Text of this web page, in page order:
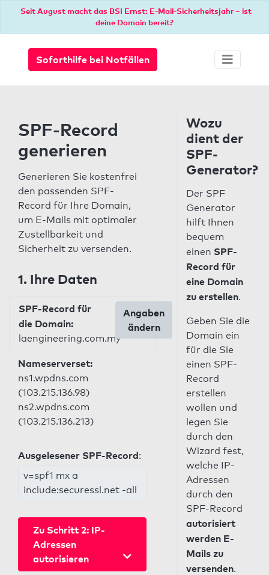
Seit August macht das BSI Ernst: E-Mail-Sicherheitsjahr – ist
deine Domain bereit?
Soforthilfe bei Notfällen
SPF-Record
generieren
Generieren Sie kostenfrei
den passenden SPF-
Record für Ihre Domain,
um E-Mails mit optimaler
Zustellbarkeit und
Sicherheit zu versenden.
1. Ihre Daten
SPF-Record für
die Domain:
laengineering.com.my
Angaben
ändern
Nameserverset:
ns1.wpdns.com
(103.215.136.98)
ns2.wpdns.com
(103.215.136.213)
Ausgelesener SPF-Record:
v=spf1 mx a
include:securessl.net -all
Zu Schritt 2: IP-
Adressen
autorisieren
Wozu
dient der
SPF-
Generator?
Der SPF
Generator
hilft Ihnen
bequem
einen SPF-
Record für
eine Domain
zu erstellen.
Geben Sie die
Domain ein
für die Sie
einen SPF-
Record
erstellen
wollen und
legen Sie
durch den
Wizard fest,
welche IP-
Adressen
durch den
SPF-Record
autorisiert
werden E-
Mails zu
versenden.